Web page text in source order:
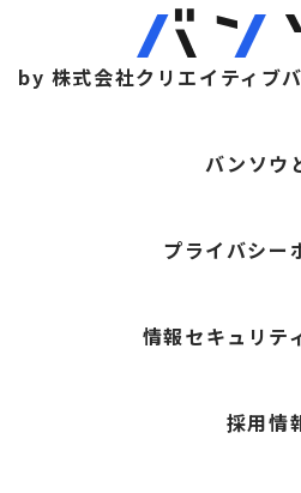
by 株式会社クリエイティブ
バンソウ
プライバシー
情報セキュリテ
採用情